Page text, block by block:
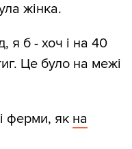
жінка.
я б - хоч і на 40
Це було на межі
ферми, як на